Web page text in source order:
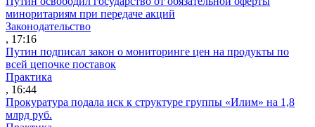
миноритариям при передаче акций
Законодательство
, 17:16
Путин подписал закон о мониторинге цен на продукты по
всей цепочке поставок
Практика
, 16:44
Прокуратура подала иск к структуре группы «Илим» на 1,8
млрд руб.